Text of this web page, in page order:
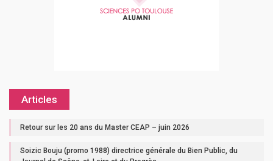
Articles
Retour sur les 20 ans du Master CEAP – juin 2026
Soizic Bouju (promo 1988) directrice générale du Bien Public, du